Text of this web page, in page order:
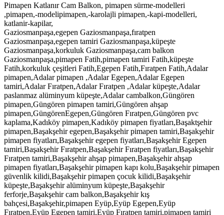
Pimapen Katlanır Cam Balkon, pimapen sürme-modelleri
,pimapen,-modelipimapen,-karolajli pimapen,-kapi-modelleri,
katlanir-kapilar,
Gaziosmanpaşa,egepen Gaziosmanpaşa,fıratpen
Gaziosmanpaşa,egepen tamiri Gaziosmanpaşa,küpeşte
Gaziosmanpaşa,korkuluk Gaziosmanpaşa,cam balkon
Gaziosmanpaşa,pimapen Fatih,pimapen tamiri Fatih,küpeşte
Fatih,korkuluk çeşitleri Fatih,Egepen Fatih,Fıratpen Fatih,Adalar
pimapen,Adalar pimapen ,Adalar Egepen,Adalar Egepen
tamiri,Adalar Fıratpen,Adalar Fıratpen ,Adalar küpeşte,Adalar
paslanmaz alüminyum küpeşte,Adalar cambalkon,Güngören
pimapen,Güngören pimapen tamiri,Güngören ahşap
pimapen,GüngörenEgepen,Güngören Fıratpen,Güngören pvc
kaplama,Kadıköy pimapen,Kadıköy pimapen fiyatları,Başaktşehir
pimapen,Başakşehir egepen,Başakşehir pimapen tamiri,Başakşehir
pimapen fiyatları,Başakşehir egepen fiyatları,Başakşehir Egepen
tamiri,Başakşehir Fıratpen,Başakşehir Fıratpen fiyatları,Başakşehir
Fıratpen tamiri,Başakşehir ahşap pimapen,Başakşehir ahşap
pimapen fiyatları,Başakşehir pimapen kapı kolu,Başakşehir pimapen
güvenlik kilidi,Başakşehir pimapen çocuk kilidi,Başakşehir
küpeşte,Başakşehir alüminyum küpeşte,Başakşehir
ferforje,Başakşehir cam balkon,Başakşehir kış
bahçesi,Başakşehir,pimapen Eyüp,Eyüp Egepen,Eyüp
Fıratpen,Eyüp Egepen tamiri,Eyüp Fıratpen tamiri,pimapen tamiri